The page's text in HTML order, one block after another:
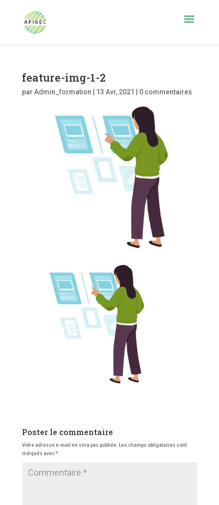
feature-img-1-2
par Admin_formation 13 Avr, 2021 0 commentaires
Poster le commentaire
Votre adresse e-mail ne sera pas publiée.
Les champs obligatoires sont
indiqués avec*